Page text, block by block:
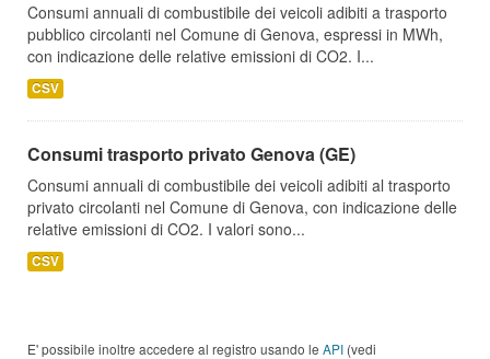
Consumi annuali di combustibile dei veicoli adibiti a trasporto
pubblico circolanti nel Comune di Genova, espressi in MWh,
con indicazione delle relative emissioni di CO2. I...
CSV
Consumi trasporto privato Genova (GE)
Consumi annuali di combustibile dei veicoli adibiti al trasporto
privato circolanti nel Comune di Genova, con indicazione delle
relative emissioni di CO2. I valori sono...
CSV
E' possibile inoltre accedere al registro usando le API (vedi